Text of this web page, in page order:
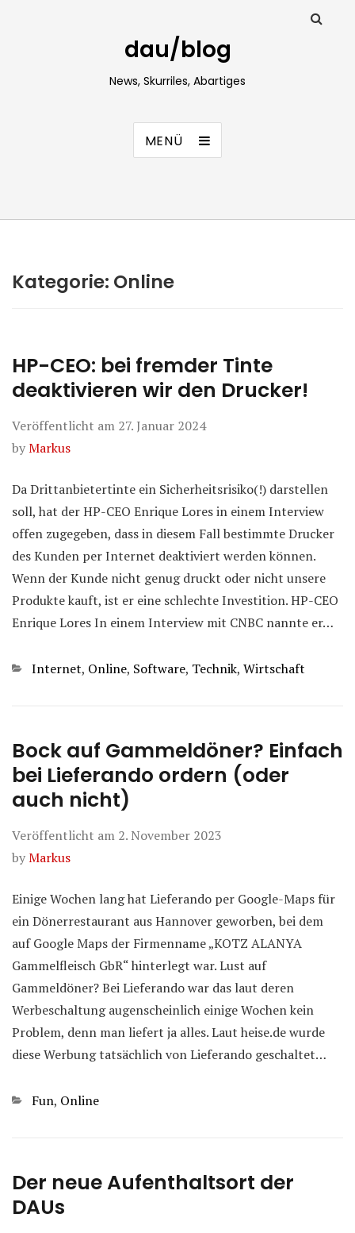
dau/blog
News, Skurriles, Abartiges
MENÜ
Kategorie: Online
HP-CEO: bei fremder Tinte
deaktivieren wir den Drucker!
Veröffentlicht am 27. Januar 2024
byMarkus
Da Drittanbietertinte ein Sicherheitsrisiko(!) darstellen
soll, hat der HP-CEO Enrique Lores in einem Interview
offen zugegeben, dass in diesem Fall bestimmte Drucker
des Kunden per Internet deaktiviert werden können.
Wenn der Kunde nicht genug druckt oder nicht unsere
Produkte kauft, ist er eine schlechte Investition. HP-CEO
Enrique Lores In einem Interview mit CNBC nannte er…
Kategorien
Internet, Online, Software, Technik, Wirtschaft
Bock auf Gammeldöner? Einfach
bei Lieferando ordern (oder
auch nicht)
Veröffentlicht am 2. November 2023
byMarkus
Einige Wochen lang hat Lieferando per Google-Maps für
ein Dönerrestaurant aus Hannover geworben, bei dem
auf Google Maps der Firmenname „KOTZ ALANYA
Gammelfleisch GbR“ hinterlegt war. Lust auf
Gammeldöner? Bei Lieferando war das laut deren
Werbeschaltung augenscheinlich einige Wochen kein
Problem, denn man liefert ja alles. Laut heise.de wurde
diese Werbung tatsächlich von Lieferando geschaltet…
Kategorien
Fun, Online
Der neue Aufenthaltsort der
DAUs